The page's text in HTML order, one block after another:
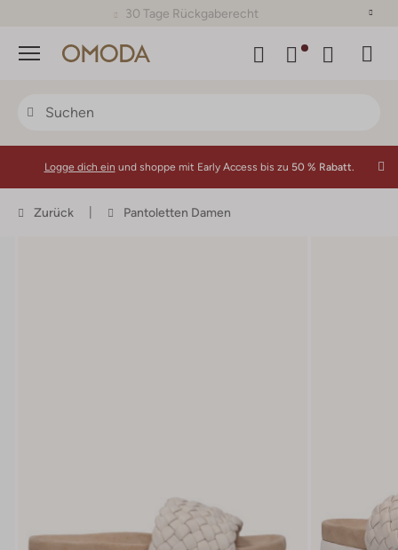
30 Tage Rückgaberecht
Menü
Logge dich ein und shoppe mit Early Access bis zu 50 % Rabatt.
Zurück Pantoletten Damen